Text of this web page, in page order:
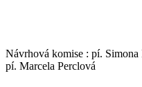
Návrhová komise : pí.
pí. Marcela Perclová